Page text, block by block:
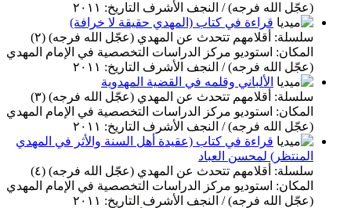
(عجّل الله فرجه) / النجف الأشرف التاريخ: ٢٠١١
قراءة في كتاب (المهدي حقيقة لا خرافة)
سلسلة: أقلامهم تتحدث عن المهدي (عجّل الله فرجه) (٢)
المكان: استوديو مركز الدراسات التخصصية في الإمام المهدي
(عجّل الله فرجه) / النجف الأشرف التاريخ: ٢٠١١
الألباني وقلمه في القضية المهدوية
سلسلة: أقلامهم تتحدث عن المهدي (عجّل الله فرجه) (٣)
المكان: استوديو مركز الدراسات التخصصية في الإمام المهدي
(عجّل الله فرجه) / النجف الأشرف التاريخ: ٢٠١١
قراءة في كتاب (عقيدة أهل السنة والأثر في المهدي
المنتظر) لمحسن العباد
سلسلة: أقلامهم تتحدث عن المهدي (عجّل الله فرجه) (٤)
المكان: استوديو مركز الدراسات التخصصية في الإمام المهدي
(عجّل الله فرجه) / النجف الأشرف التاريخ: ٢٠١١